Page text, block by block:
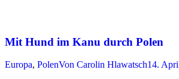
Mit Hund im Kanu durch Polen
Europa, PolenVon Carolin Hlawatsch14.